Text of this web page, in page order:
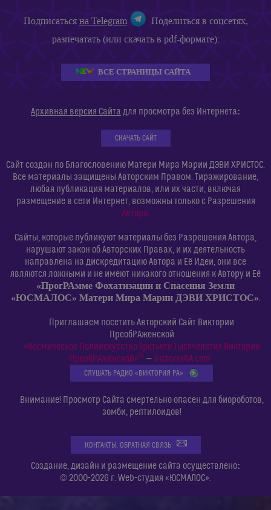
Подписатьсяна Telegram
Поделиться в соцсетях,
разпечатать (или скачать в pdf-формате):
ВСЕ СТРАНИЦЫ САЙТА
Архивная версия Сайта для просмотра без Интернета:
СКАЧАТЬ САЙТ
Сайт создан по Благословению Матери Мира Марии ДЭВИ ХРИСТОС.
Все материалы защищены Авторским Правом. Тиражирование,
любая публикация материалов, или их части, включая
размещение в сети Интернет, возможны только с Разрешения
Автора.
Сайты, которые публикуют материалы без Разрешения Автора,
нарушают закон об Авторских Правах, и их деятельность
направлена на дискредитацию Автора и Её Идеи, они все
являются ложными и не имеют никакого отношения к Автору и Её
«ПрогРАмме Фохатизации и Спасения Земли
«ЮСМАЛОС» Матери Мира Марии ДЭВИ ХРИСТОС».
Приглашаем посетить Авторский Сайт Виктории
ПреобРАженской
«Космическое Полиискусство Третьего Тысячелетия Виктории
ПреобРАженской»©— VictoriaRA.com
СЛУШАТЬ РАДИО «ВИКТОРИЯ РА»
Внимание! Просмотр Сайта смертельно опасен для биороботов,
зомби, рептилоидов!
КОНТАКТЫ. ОБРАТНАЯ СВЯЗЬ
Создание, дизайн и размещение сайта осуществлено:
© 2000-2026 г. Web-студия «ЮСМАЛОС».